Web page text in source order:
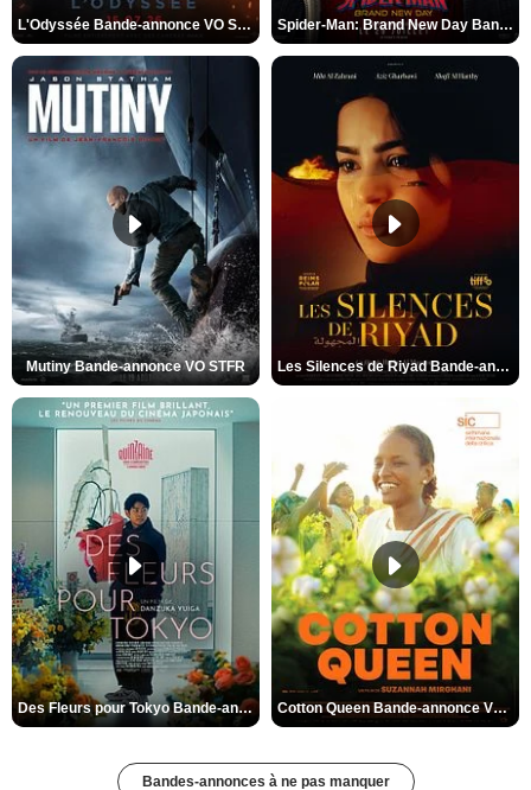
L'Odyssée Bande-annonce VO STFR Spider-Man: Brand New Day Bande-annonce VO STFR
Mutiny Bande-annonce VO STFR Les Silences de Riyad Bande-annonce VO STFR
Des Fleurs pour Tokyo Bande-annonce VO STFR Cotton Queen Bande-annonce VO STFR
Bandes-annonces à ne pas manquer